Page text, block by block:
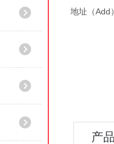
地址（Add
产